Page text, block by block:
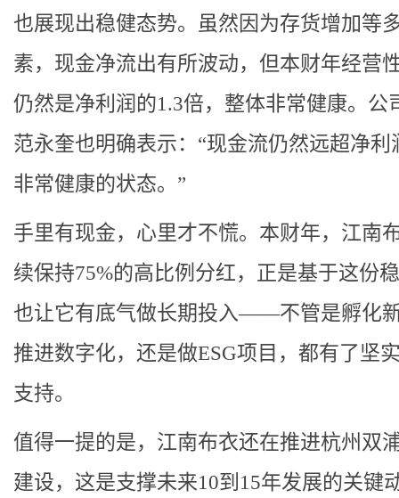
也展现出稳健态势。虽然因为存货增加等
素，现金净流出有所波动，但本财年经营
仍然是净利润的1.3倍，整体非常健康。公
范永奎也明确表示：“现金流仍然远超净利
非常健康的状态。”
手里有现金，心里才不慌。本财年，江南
续保持75%的高比例分红，正是基于这份
也让它有底气做长期投入——不管是孵化
推进数字化，还是做ESG项目，都有了坚
支持。
值得一提的是，江南布衣还在推进杭州双
建设，这是支撑未来10到15年发展的关键